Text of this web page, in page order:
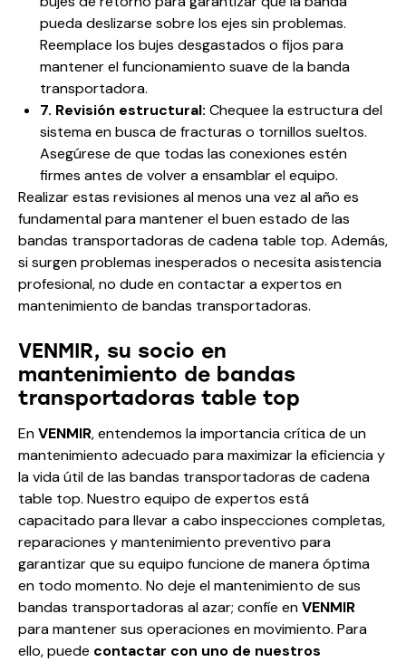
pueda deslizarse sobre los ejes sin problemas.
Reemplace los bujes desgastados o fijos para
mantener el funcionamiento suave de la banda
transportadora.
7. Revisión estructural: Chequee la estructura del
sistema en busca de fracturas o tornillos sueltos.
Asegúrese de que todas las conexiones estén
firmes antes de volver a ensamblar el equipo.
Realizar estas revisiones al menos una vez al año es
fundamental para mantener el buen estado de las
bandas transportadoras de cadena table top. Además,
si surgen problemas inesperados o necesita asistencia
profesional, no dude en contactar a expertos en
mantenimiento de bandas transportadoras.
VENMIR, su socio en
mantenimiento de bandas
transportadoras table top
EnVENMIR, entendemos la importancia crítica de un
mantenimiento adecuado para maximizar la eficiencia y
la vida útil de las bandas transportadoras de cadena
table top. Nuestro equipo de expertos está
capacitado para llevar a cabo inspecciones completas,
reparaciones y mantenimiento preventivo para
garantizar que su equipo funcione de manera óptima
en todo momento. No deje el mantenimiento de sus
bandas transportadoras al azar; confíe enVENMIR
para mantener sus operaciones en movimiento. Para
ello, puede contactar con uno de nuestros